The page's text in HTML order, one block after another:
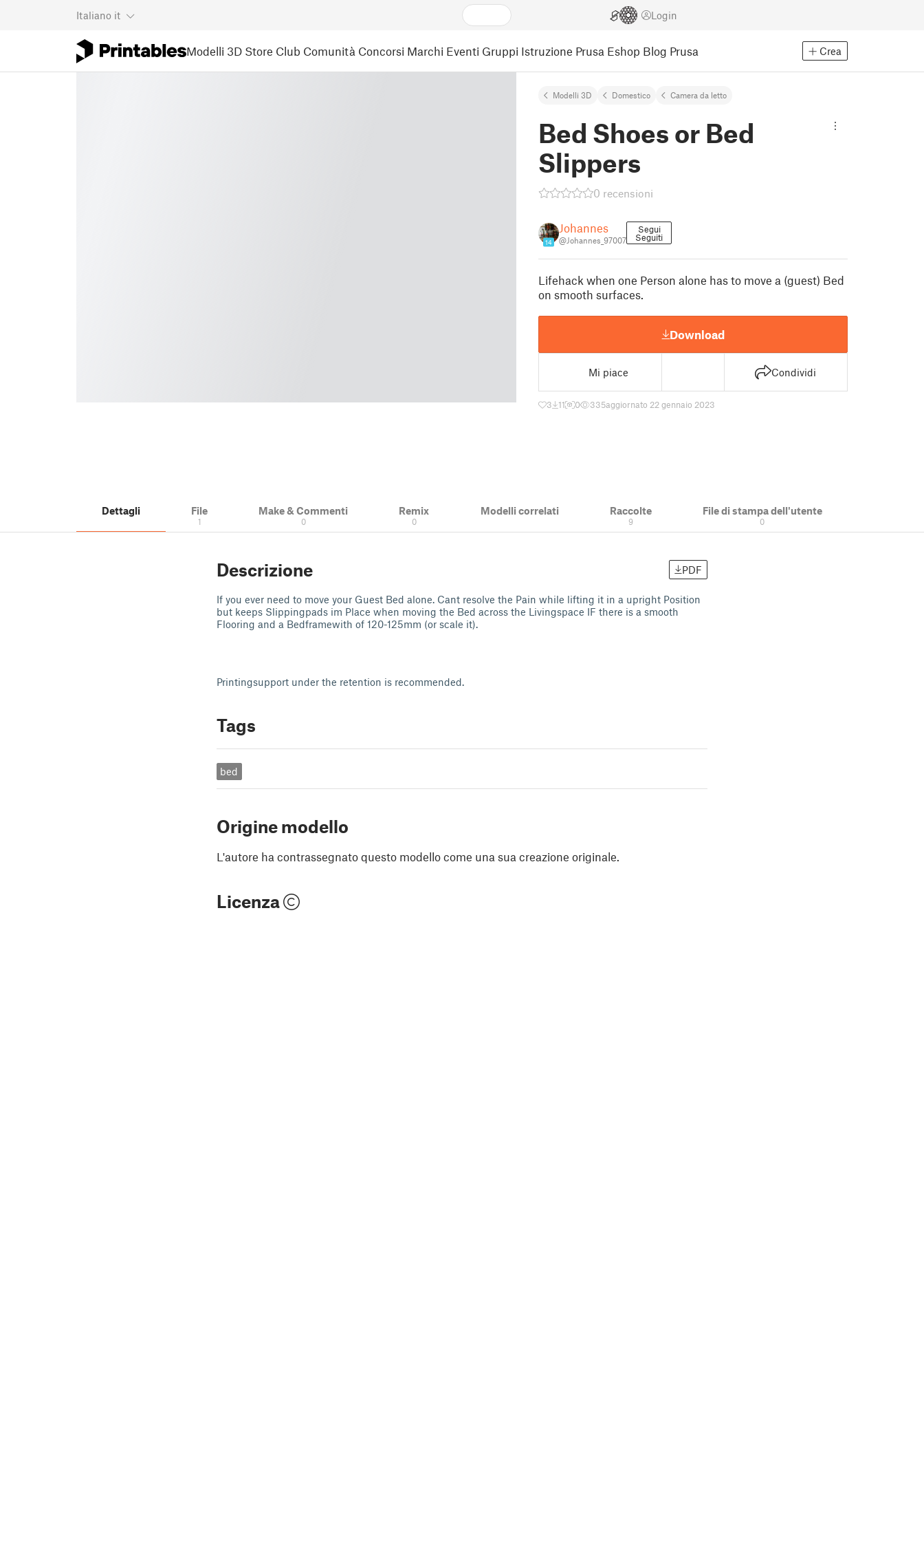
Italiano it Login
Modelli 3D Store Club Comunità Concorsi Marchi Eventi Gruppi Istruzione Prusa Eshop Blog Prusa Crea
Modelli 3D Domestico Camera da letto
Bed Shoes or Bed
Slippers
0 recensioni
14
Johannes
@Johannes_97007
Segui
Seguiti
Lifehack when one Person alone has to move a (guest) Bed
on smooth surfaces.
Download
Mi piace Condividi
3 11 0 335aggiornato 22 gennaio 2023
Dettagli File
1
Make & Commenti
0
Remix
0
Modelli correlati Raccolte
9
File di stampa dell'utente
0
Descrizione PDF
If you ever need to move your Guest Bed alone. Cant resolve the Pain while lifting it in a upright Position
but keeps Slippingpads im Place when moving the Bed across the Livingspace IF there is a smooth
Flooring and a Bedframewith of 120-125mm (or scale it).
Printingsupport under the retention is recommended.
Tags
bed
Origine modello
L'autore ha contrassegnato questo modello come una sua creazione originale.
Licenza